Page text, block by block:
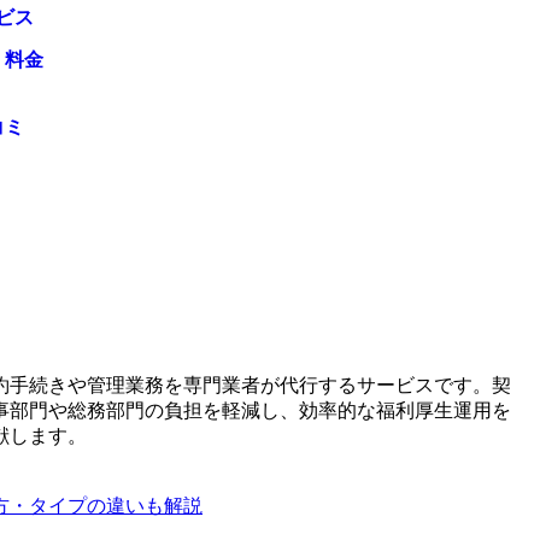
ス
料金
続きや管理業務を専門業者が代行するサービスです。契
門や総務部門の負担を軽減し、効率的な福利厚生運用を
ます。
・タイプの違いも解説